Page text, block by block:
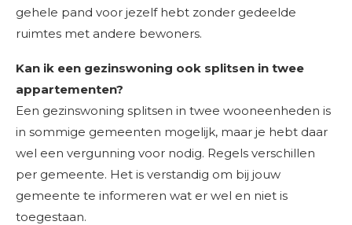
gehele pand voor jezelf hebt zonder gedeelde
ruimtes met andere bewoners.
Kan ik een gezinswoning ook splitsen in twee
appartementen?
Een gezinswoning splitsen in twee wooneenheden is
in sommige gemeenten mogelijk, maar je hebt daar
wel een vergunning voor nodig. Regels verschillen
per gemeente. Het is verstandig om bij jouw
gemeente te informeren wat er wel en niet is
toegestaan.